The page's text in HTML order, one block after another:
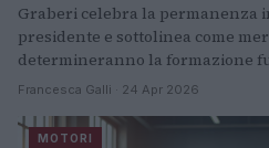
Graberi celebra la permanenza
presidente e sottolinea come
determineranno la formazione
Francesca Galli · 24 Apr 2026
MOTORI